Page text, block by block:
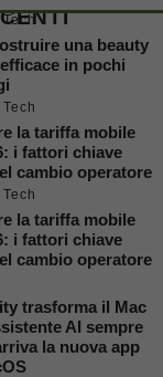
una beauty
in pochi
la tariffa mobile
i fattori chiave
cambio operatore
la tariffa mobile
i fattori chiave
cambio operatore
trasforma il Mac
AI sempre
la nuova app